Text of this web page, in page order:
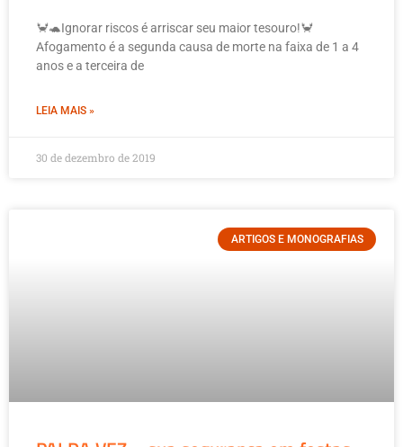
🦀🐢Ignorar riscos é arriscar seu maior tesouro!🦀
Afogamento é a segunda causa de morte na faixa de 1 a 4
anos e a terceira de
LEIA MAIS »
30 de dezembro de 2019
ARTIGOS E MONOGRAFIAS